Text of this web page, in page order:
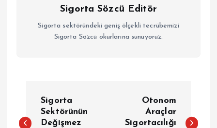
Sigorta Sözcü Editör
Sigorta sektöründeki geniş ölçekli tecrübemizi
Sigorta Sözcü okurlarına sunuyoruz.
a
Sigorta
Sektörünün
Değişmez
Otonom
Araçlar
Sigortacılığı